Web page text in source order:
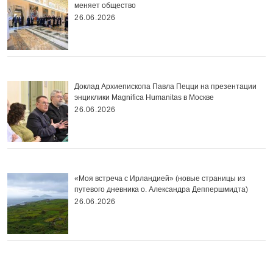
меняет общество
26.06.2026
Доклад Архиепископа Павла Пецци на презентации
энциклики Magnifica Нumanitas в Москве
26.06.2026
«Моя встреча с Ирландией» (новые страницы из
путевого дневника о. Александра Деппершмидта)
26.06.2026